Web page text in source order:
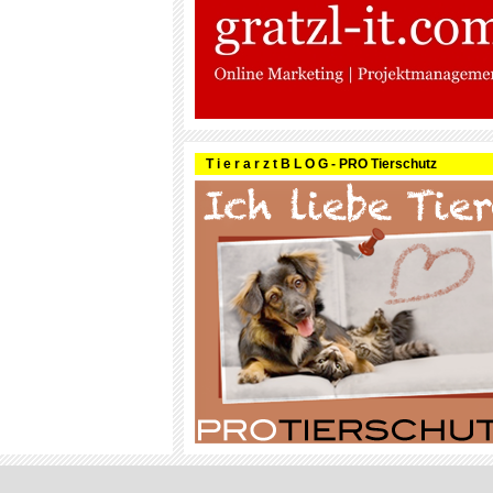
T i e r a r z t B L O G - PRO Tierschutz